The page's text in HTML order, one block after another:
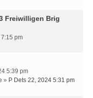
Freiwilligen Brig
pm
5:39 pm
» P Dets 22, 2024 5:31 pm